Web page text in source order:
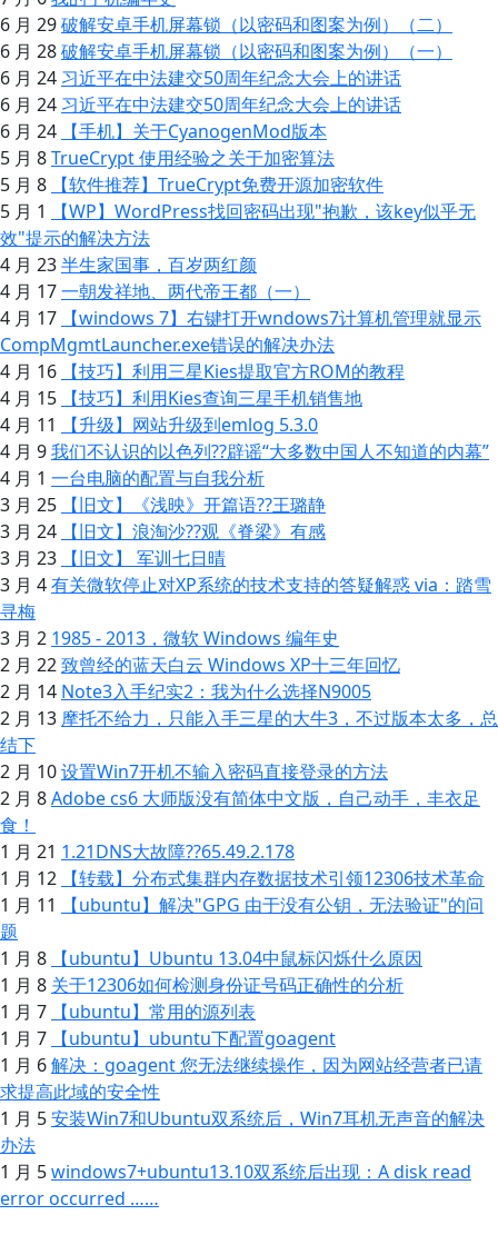
6 月 29破解安卓手机屏幕锁（以密码和图案为例）（二）
6 月 28破解安卓手机屏幕锁（以密码和图案为例）（一）
6 月 24 习近平在中法建交50周年纪念大会上的讲话
6 月 24 习近平在中法建交50周年纪念大会上的讲话
6 月 24
【手机】关于CyanogenMod版本
5 月 8TrueCrypt 使用经验之关于加密算法
5 月 8
【软件推荐】TrueCrypt免费开源加密软件
5 月 1
【WP】WordPress找回密码出现"抱歉，该key似乎无
效"提示的解决方法
4 月 23半生家国事，百岁两红颜
4 月 17一朝发祥地、两代帝王都（一）
4 月 17
【windows 7】右键打开wndows7计算机管理就显示
CompMgmtLauncher.exe错误的解决办法
4 月 16
【技巧】利用三星Kies提取官方ROM的教程
4 月 15
【技巧】利用Kies查询三星手机销售地
4 月 11
【升级】网站升级到emlog 5.3.0
4 月 9我们不认识的以色列??辟谣“大多数中国人不知道的内幕”
4 月 1 一台电脑的配置与自我分析
3 月 25
【旧文】《浅映》开篇语??王璐静
3 月 24
【旧文】浪淘沙??观《脊梁》有感
3 月 23
【旧文】 军训七日晴
3 月 4有关微软停止对XP系统的技术支持的答疑解惑 via：踏雪
寻梅
3 月 2 1985 - 2013，微软 Windows 编年史
2 月 22致曾经的蓝天白云 Windows XP十三年回忆
2 月 14 Note3入手纪实2：我为什么选择N9005
2 月 13 摩托不给力，只能入手三星的大牛3，不过版本太多，总
结下
2 月 10设置Win7开机不输入密码直接登录的方法
2 月 8Adobe cs6 大师版没有简体中文版，自己动手，丰衣足
食！
1 月 21 1.21DNS大故障??65.49.2.178
1 月 12
【转载】分布式集群内存数据技术引领12306技术革命
1 月 11
【ubuntu】解决"GPG 由于没有公钥，无法验证"的问
题
1 月 8
【ubuntu】Ubuntu 13.04中鼠标闪烁什么原因
1 月 8 关于12306如何检测身份证号码正确性的分析
1 月 7
【ubuntu】常用的源列表
1 月 7
【ubuntu】ubuntu下配置goagent
1 月 6解决：goagent 您无法继续操作，因为网站经营者已请
求提高此域的安全性
1 月 5安装Win7和Ubuntu双系统后，Win7耳机无声音的解决
办法
1 月 5windows7+ubuntu13.10双系统后出现：A disk read
error occurred ……